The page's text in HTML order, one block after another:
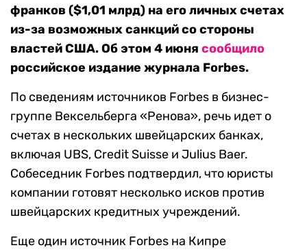
франков ($1,01 млрд) на его личных счетах
из-за возможных санкций со стороны
властей США. Об этом 4 июня сообщило
российское издание журнала Forbes.
По сведениям источников Forbes в бизнес-
группе Вексельберга «Ренова», речь идет о
счетах в нескольких швейцарских банках,
включая UBS, Credit Suisse и Julius Baer.
Собеседник Forbes подтвердил, что юристы
компании готовят несколько исков против
швейцарских кредитных учреждений.
Еще один источник Forbes на Кипре